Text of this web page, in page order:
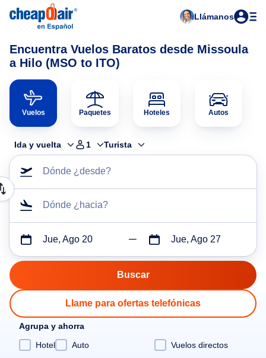
Llámanos
Encuentra Vuelos Baratos desde Missoula
a Hilo (MSO to ITO)
Vuelos Paquetes Hoteles Autos
Ida y vuelta 1 Turista
Dónde ¿desde?
Dónde ¿hacia?
Jue, Ago 20 Jue, Ago 27
Llame para ofertas telefónicas
Agrupa y ahorra
Hotel
Auto Vuelos directos